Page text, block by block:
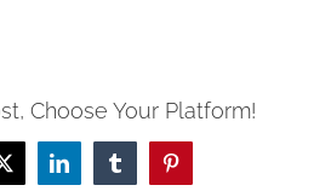
Choose Your Platform!
X LinkedInTumblrPinterest